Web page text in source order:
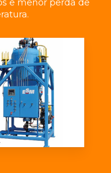
e menor perda de